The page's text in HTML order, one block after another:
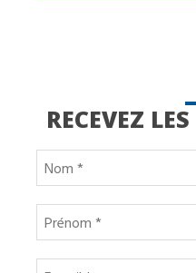
RECEVEZ